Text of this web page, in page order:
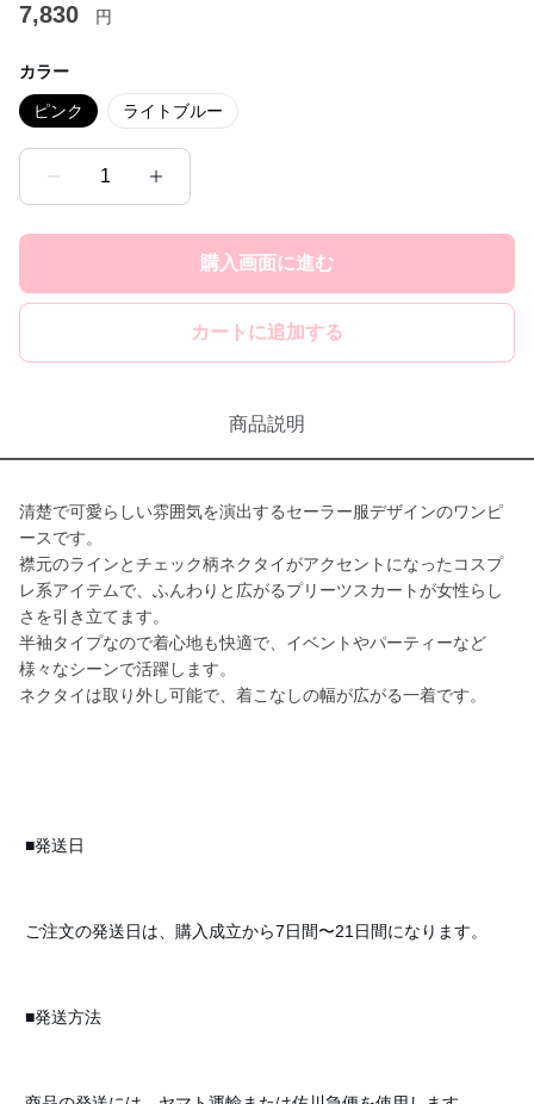
7,830 円
カラー
ピンク ライトブルー
1
購入画面に進む
カートに追加する
商品説明
清楚で可愛らしい雰囲気を演出するセーラー服デザインのワンピ
ースです。
襟元のラインとチェック柄ネクタイがアクセントになったコスプ
レ系アイテムで、ふんわりと広がるプリーツスカートが女性らし
さを引き立てます。
半袖タイプなので着心地も快適で、イベントやパーティーなど
様々なシーンで活躍します。
ネクタイは取り外し可能で、着こなしの幅が広がる一着です。
■発送日
ご注文の発送日は、購入成立から7日間〜21日間になります。
■発送方法